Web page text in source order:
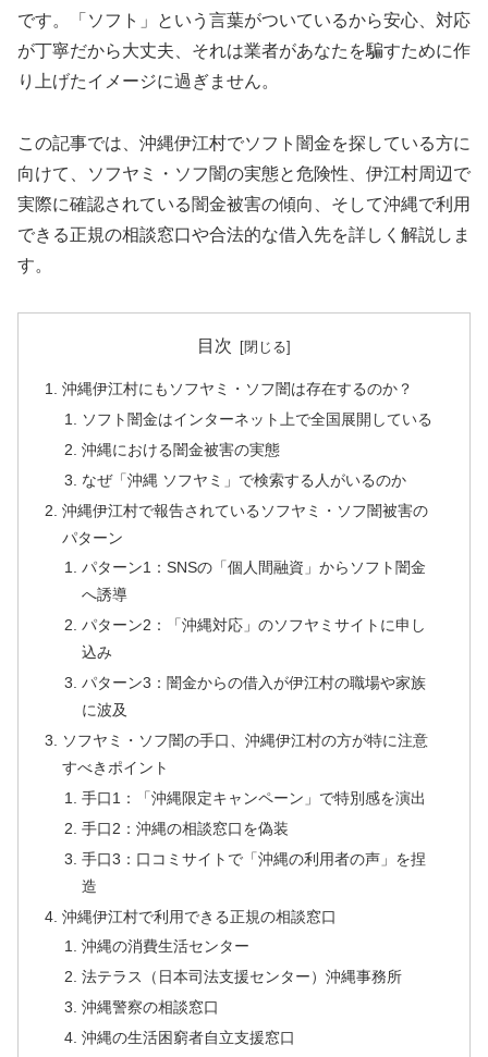
です。「ソフト」という言葉がついているから安心、対応
が丁寧だから大丈夫、それは業者があなたを騙すために作
り上げたイメージに過ぎません。
この記事では、沖縄伊江村でソフト闇金を探している方に
向けて、ソフヤミ・ソフ闇の実態と危険性、伊江村周辺で
実際に確認されている闇金被害の傾向、そして沖縄で利用
できる正規の相談窓口や合法的な借入先を詳しく解説しま
す。
目次
沖縄伊江村にもソフヤミ・ソフ闇は存在するのか？
ソフト闇金はインターネット上で全国展開している
沖縄における闇金被害の実態
なぜ「沖縄 ソフヤミ」で検索する人がいるのか
沖縄伊江村で報告されているソフヤミ・ソフ闇被害の
パターン
パターン1：SNSの「個人間融資」からソフト闇金
へ誘導
パターン2：「沖縄対応」のソフヤミサイトに申し
込み
パターン3：闇金からの借入が伊江村の職場や家族
に波及
ソフヤミ・ソフ闇の手口、沖縄伊江村の方が特に注意
すべきポイント
手口1：「沖縄限定キャンペーン」で特別感を演出
手口2：沖縄の相談窓口を偽装
手口3：口コミサイトで「沖縄の利用者の声」を捏
造
沖縄伊江村で利用できる正規の相談窓口
沖縄の消費生活センター
法テラス（日本司法支援センター）沖縄事務所
沖縄警察の相談窓口
沖縄の生活困窮者自立支援窓口